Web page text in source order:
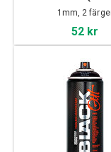
1mm, 2
52 kr